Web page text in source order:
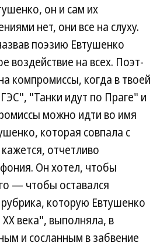
он и сам их
нет, они все на слуху.
поэзию Евтушенко
воздействие на всех. Поэт-
компромиссы, когда в твоей
"Танки идут по Праге" и
можно идти во имя
которая совпала с
отчетливо
Он хотел, чтобы
— чтобы оставался
которую Евтушенко
века", выполняла, в
и сосланным в забвение